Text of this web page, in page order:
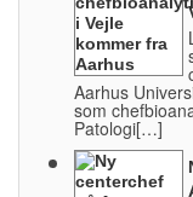
Aarhus
som
Patologi[…]